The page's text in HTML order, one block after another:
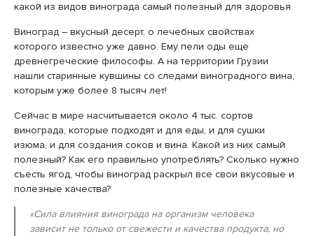
какой из видов винограда самый полезный для здоровья.
Виноград – вкусный десерт, о лечебных свойствах
которого известно уже давно. Ему пели оды еще
древнегреческие философы. А на территории Грузии
нашли старинные кувшины со следами виноградного вина,
которым уже более 8 тысяч лет!
Сейчас в мире насчитывается около 4 тыс. сортов
винограда, которые подходят и для еды, и для сушки
изюма, и для создания соков и вина. Какой из них самый
полезный? Как его правильно употреблять? Сколько нужно
съесть ягод, чтобы виноград раскрыл все свои вкусовые и
полезные качества?
«Сила влияния винограда на организм человека
зависит не только от свежести и качества продукта, но